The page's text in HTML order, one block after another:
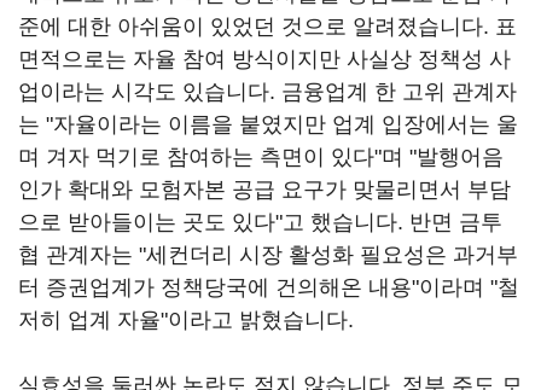
준에 대한 아쉬움이 있었던 것으로 알려졌습니다. 표
면적으로는 자율 참여 방식이지만 사실상 정책성 사
업이라는 시각도 있습니다. 금융업계 한 고위 관계자
는 "자율이라는 이름을 붙였지만 업계 입장에서는 울
며 겨자 먹기로 참여하는 측면이 있다"며 "발행어음
인가 확대와 모험자본 공급 요구가 맞물리면서 부담
으로 받아들이는 곳도 있다"고 했습니다. 반면 금투
협 관계자는 "세컨더리 시장 활성화 필요성은 과거부
터 증권업계가 정책당국에 건의해온 내용"이라며 "철
저히 업계 자율"이라고 밝혔습니다.
실효성을 둘러싼 논란도 적지 않습니다. 정부 주도 모